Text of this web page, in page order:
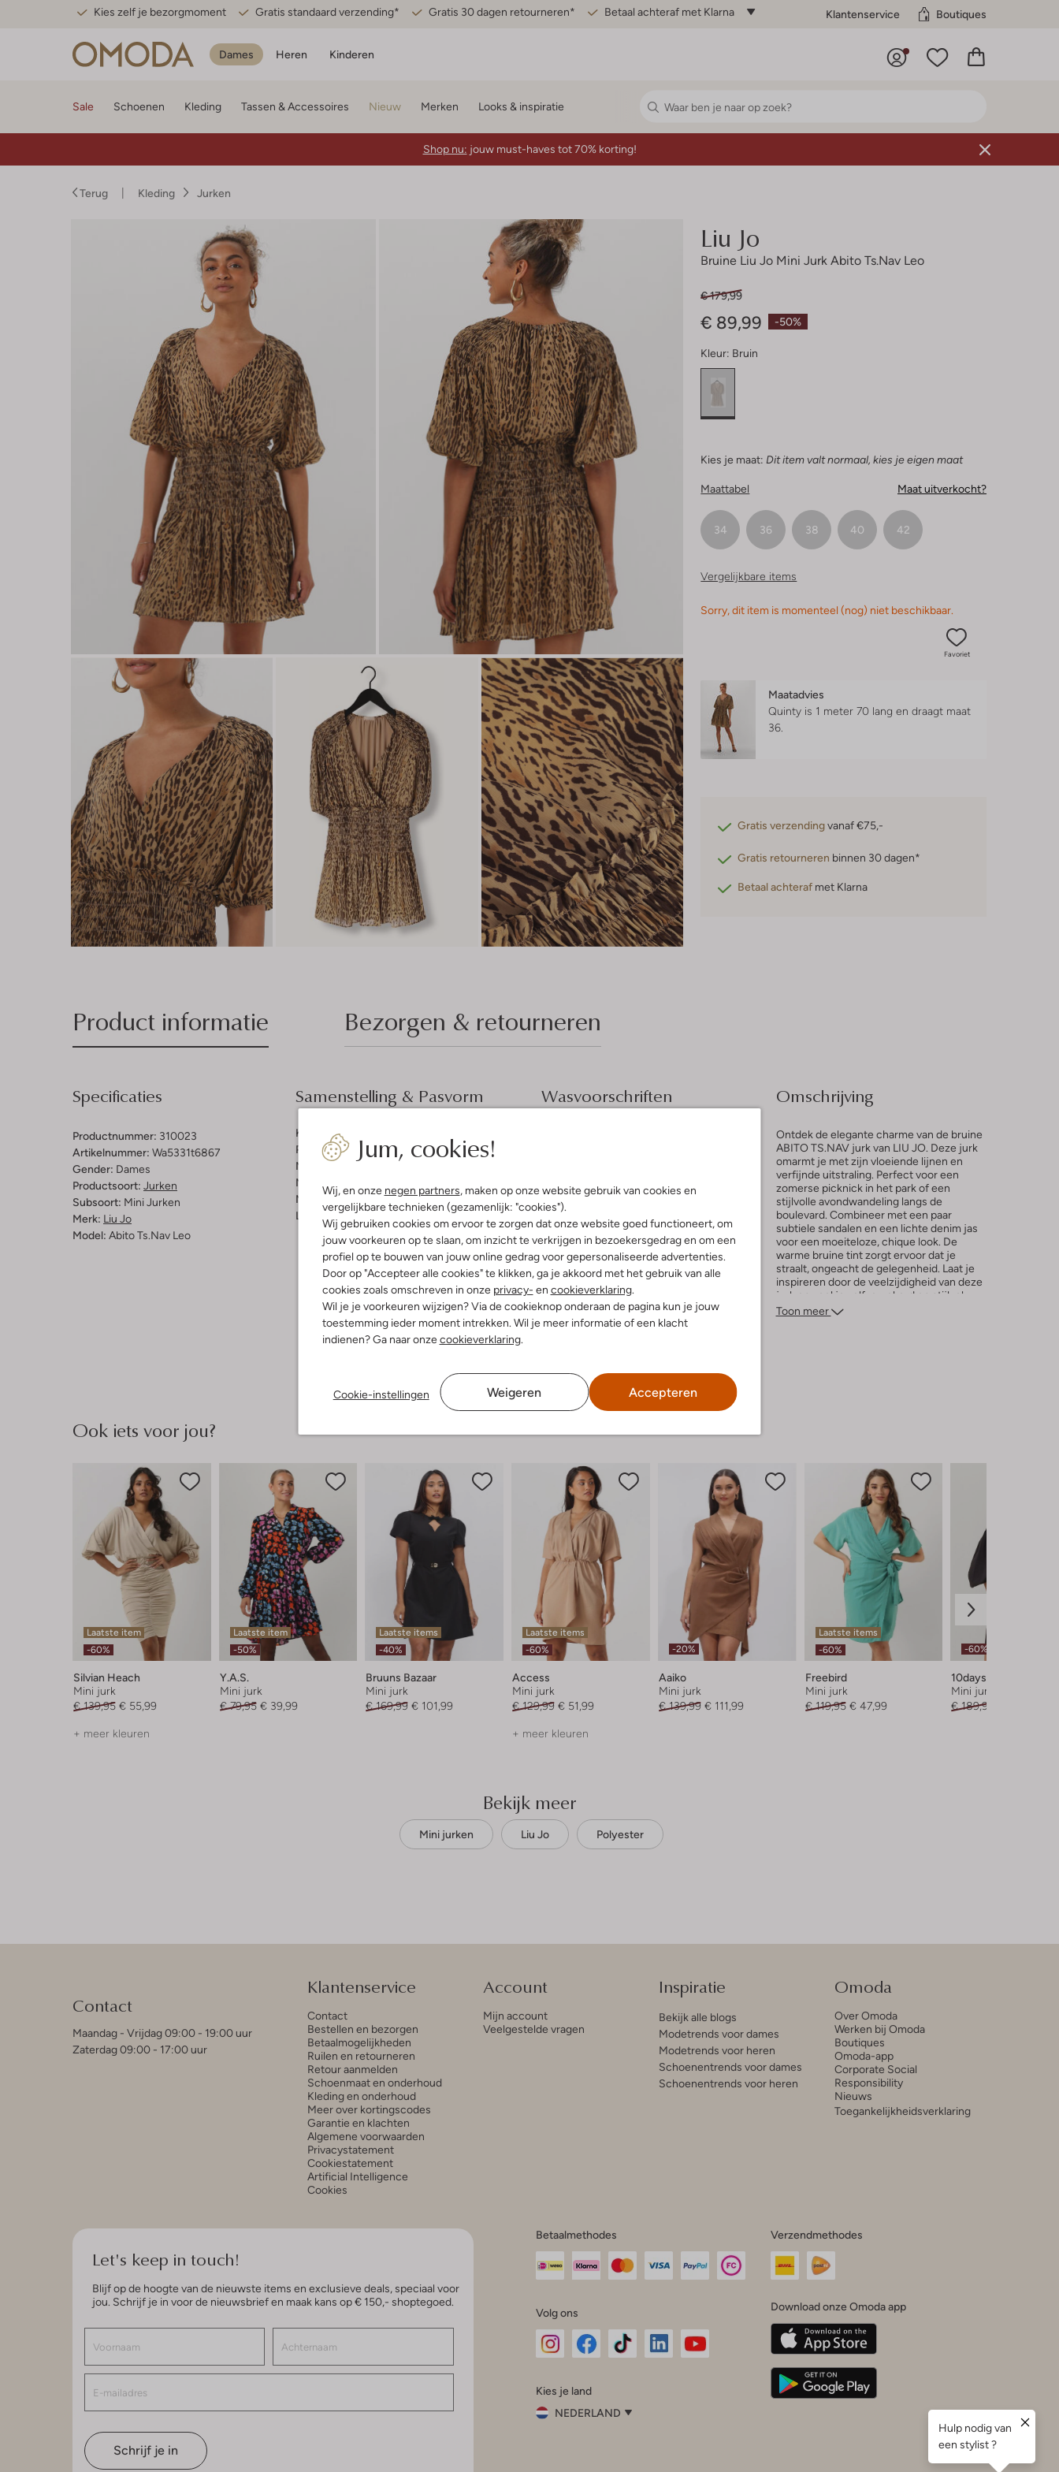
Kies zelf je bezorgmoment Gratis standaard verzending* Gratis 30 dagen retourneren* Betaal achteraf met Klarna Klantenservice Boutiques
Dames Heren Kinderen
Jum, cookies!
Wij, en onze negen partners, maken op onze website gebruik van cookies en
vergelijkbare technieken (gezamenlijk: "cookies").
Wij gebruiken cookies om ervoor te zorgen dat onze website goed functioneert, om
jouw voorkeuren op te slaan, om inzicht te verkrijgen in bezoekersgedrag en om een
profiel op te bouwen van jouw online gedrag voor gepersonaliseerde advertenties.
Door op "Accepteer alle cookies" te klikken, ga je akkoord met het gebruik van alle
cookies zoals omschreven in onze privacy- en cookieverklaring.
Wil je je voorkeuren wijzigen? Via de cookieknop onderaan de pagina kun je jouw
toestemming ieder moment intrekken. Wil je meer informatie of een klacht
indienen? Ga naar onzecookieverklaring.
Cookie-instellingen Weigeren Accepteren
Sale Schoenen Kleding Tassen & Accessoires Nieuw Merken Looks & inspiratie
Shop nu: jouw must-haves tot 70% korting!
Terug Kleding Jurken
Liu Jo
Bruine Liu Jo Mini Jurk Abito Ts.nav Leo
-50%
€ 179,99
€ 89,99
Kleur: Bruin
Kies je maat: Dit item valt normaal, kies je eigen maat
Maattabel Maat uitverkocht?
34 36 38 40 42
Vergelijkbare items
Sorry, dit item is momenteel (nog) niet beschikbaar.
Favoriet
Maatadvies
Quinty is 1 meter 70 lang en draagt maat
36.
Gratis verzendingvanaf €75,-
Gratis retourneren binnen 30 dagen*
Betaal achteraf met Klarna
Product informatie Bezorgen & retourneren
Specificaties
Productnummer: 310023
Artikelnummer: Wa5331t6867
Gender: Dames
Productsoort: Jurken
Subsoort: Mini Jurken
Merk: Liu Jo
Model: Abito Ts.nav Leo
Samenstelling & Pasvorm
Kleur:
Bruin
Patroon:Panterprint
Materiaal:
Materiaalpercentages:
Mouwlengte:
Driekwart Mouw
Lengte:
Kort
Wasvoorschriften
Speciale chemische reiniging
Niet bleken
Omschrijving
Ontdek de elegante charme van de bruine
ABITO TS.NAV jurk van LIU JO. Deze jurk
omarmt je met zijn vloeiende lijnen en
verfijnde uitstraling. Perfect voor een
zomerse picknick in het park of een
stijlvolle avondwandeling langs de
boulevard. Combineer met een paar
subtiele sandalen en een lichte denim jas
voor een moeiteloze, chique look. De
warme bruine tint zorgt ervoor dat je
straalt, ongeacht de gelegenheid. Laat je
inspireren door de veelzijdigheid van deze
jurk en voel je zelfverzekerd en stijlvol,
waar je ook gaat. Een must-have voor elke
Toon meer
Ook iets voor jou?
Laatste item
-60%
Silvian Heach
Mini jurk
€ 139,95 € 55,99
+ meer kleuren
Laatste item
-50%
Y.a.s.
Mini jurk
€ 79,95 € 39,99
Laatste items
-40%
Bruuns Bazaar
Mini jurk
€ 169,99 € 101,99
Laatste items
-60%
Access
Mini jurk
€ 129,99 € 51,99
+ meer kleuren
-20%
Aaiko
Mini jurk
€ 139,99 € 111,99
Laatste items
-60%
Freebird
Mini jurk
€ 119,95 € 47,99
-60%
10days
Mini jurk
€ 189,95
Bekijk meer
Mini jurken Liu Jo Polyester
Contact
Maandag - Vrijdag 09:00 - 19:00 uur
Zaterdag 09:00 - 17:00 uur
Klantenservice
Contact
Bestellen en bezorgen
Betaalmogelijkheden
Ruilen en retourneren
Retour aanmelden
Schoenmaat en onderhoud
Kleding en onderhoud
Meer over kortingscodes
Garantie en klachten
Algemene voorwaarden
Privacystatement
Cookiestatement
Artificial Intelligence
Cookies
Account
Mijn account
Veelgestelde vragen
Inspiratie
Bekijk alle blogs
Modetrends voor dames
Modetrends voor heren
Schoenentrends voor dames
Schoenentrends voor heren
Omoda
Over Omoda
Werken bij Omoda
Boutiques
Omoda-app
Corporate Social
Responsibility
Nieuws
Toegankelijkheidsverklaring
Let's keep in touch!
Blijf op de hoogte van de nieuwste items en exclusieve deals, speciaal voor
jou. Schrijf je in voor de nieuwsbrief en maak kans op € 150,- shoptegoed.
Schrijf je in
Betaalmethodes
Volg ons
InstagramFacebook
Kies je land
NEDERLAND
Verzendmethodes
Download onze Omoda app